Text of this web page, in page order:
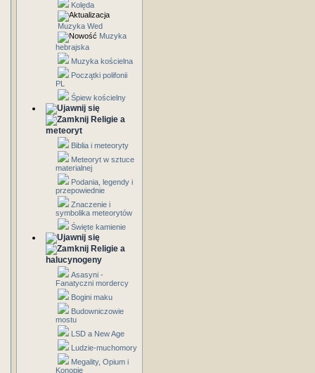
Kolęda
Muzyka Wed
Muzyka
hebrajska
Muzyka kościelna
Początki polifonii
PL
Śpiew kościelny
Religie a
meteoryt
Biblia i meteoryty
Meteoryt w sztuce
materialnej
Podania, legendy i
przepowiednie
Znaczenie i
symbolika meteorytów
Święte kamienie
Religie a
halucynogeny
Asasyni -
Fanatyczni mordercy
Bogini maku
Budowniczowie
mostu
LSD a New Age
Ludzie-muchomory
Megality, Opium i
Konopie